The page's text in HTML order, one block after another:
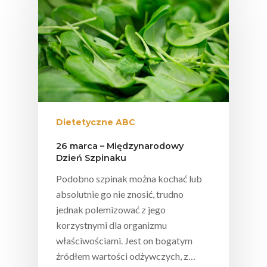
Dietetyczne ABC
26 marca – Międzynarodowy
Dzień Szpinaku
Podobno szpinak można kochać lub
absolutnie go nie znosić, trudno
jednak polemizować z jego
korzystnymi dla organizmu
właściwościami. Jest on bogatym
źródłem wartości odżywczych, z…
Owoce
Baza Warzyw I
Soki
Warzywne
Fakty O Sokach
Jakość Soków
Poradnik
Zdrowia